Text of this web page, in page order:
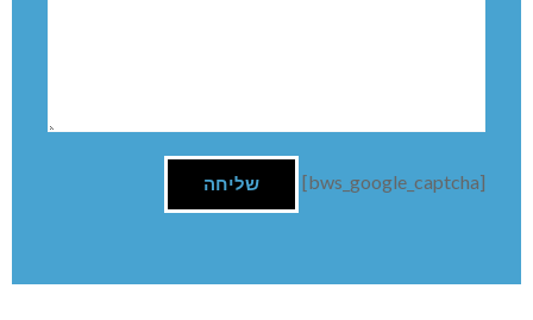
[bws_google_captcha]